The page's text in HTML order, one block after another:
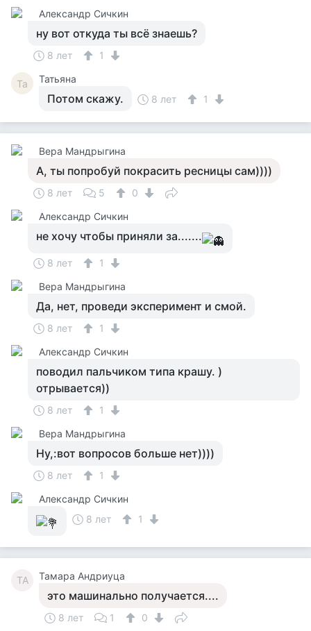
Александр Сичкин
ну вот откуда ты всё знаешь?
8 лет 1
Та Татьяна
Потом скажу. 8 лет 1
Вера Мандрыгина
А, ты попробуй покрасить ресницы сам))))
8 лет 5
0
Александр Сичкин
не хочу чтобы приняли за.......
8 лет
1
Вера Мандрыгина
Да, нет, проведи эксперимент и смой.
8 лет
1
Александр Сичкин
поводил пальчиком типа крашу. )
отрывается))
8 лет
1
Вера Мандрыгина
Ну,:вот вопросов больше нет))))
8 лет
1
Александр Сичкин
8 лет
1
ТА Тамара Андриуца
это машинально получается....
8 лет 1 0